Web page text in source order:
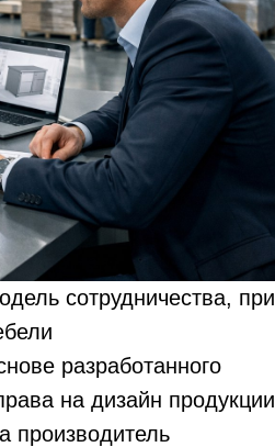
сотрудничества, при
разработанного
на дизайн продукции
производитель